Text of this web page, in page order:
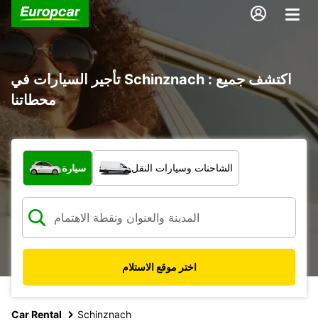
تأجير السيارات في Schinznach : اكتشف جميع
محطاتنا
ما نوع المركبة؟
سيارة الشاحنات وسيارات النقل
اختر موقع الاستلام
Car Rental Schinznach